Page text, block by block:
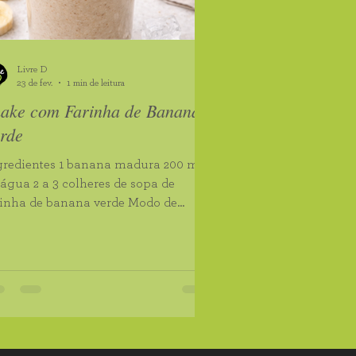
Chia Orgânica
Pipoca Premium
Banana Verde
com Farinha de Banana
1 banana madura 200 ml
2 a 3 colheres de sopa de
de banana verde Modo de
canela, cacau
Livre D
23 de fev.
1 min de leitura